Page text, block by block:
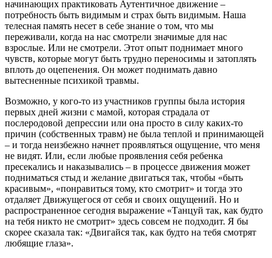
начинающих практиковать Аутентичное движение –
потребность быть видимым и страх быть видимым. Наша
телесная память несет в себе знание о том, что мы
переживали, когда на нас смотрели значимые для нас
взрослые. Или не смотрели. Этот опыт поднимает много
чувств, которые могут быть трудно переносимы и затоплять
вплоть до оцепенения. Он может поднимать давно
вытесненные психикой травмы.
Возможно, у кого-то из участников группы была история
первых дней жизни с мамой, которая страдала от
послеродовой депрессии или она просто в силу каких-то
причин (собственных травм) не была теплой и принимающей
– и тогда неизбежно начнет проявляться ощущение, что меня
не видят. Или, если любые проявления себя ребенка
пресекались и наказывались – в процессе движения может
подниматься стыд и желание двигаться так, чтобы «быть
красивым», «понравиться тому, кто смотрит» и тогда это
отдаляет Движущегося от себя и своих ощущений. Но и
распространенное сегодня выражение «Танцуй так, как будто
на тебя никто не смотрит» здесь совсем не подходит. Я бы
скорее сказала так: «Двигайся так, как будто на тебя смотрят
любящие глаза».